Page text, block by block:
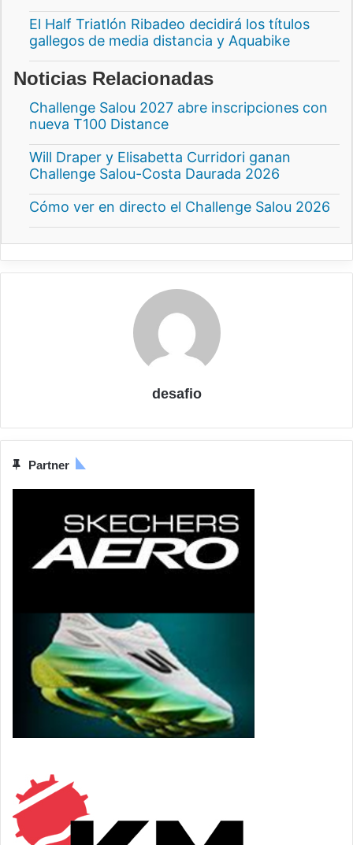
El Half Triatlón Ribadeo decidirá los títulos
gallegos de media distancia y Aquabike
Noticias Relacionadas
Challenge Salou 2027 abre inscripciones con
nueva T100 Distance
Will Draper y Elisabetta Curridori ganan
Challenge Salou-Costa Daurada 2026
Cómo ver en directo el Challenge Salou 2026
desafio
Partner